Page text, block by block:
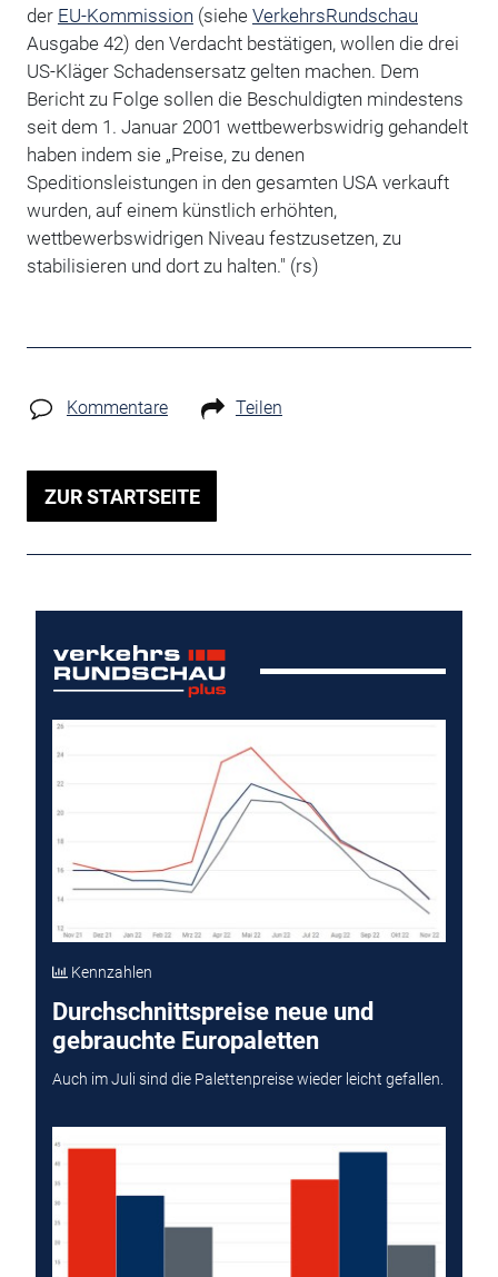
der EU-Kommission (siehe VerkehrsRundschau
Ausgabe 42) den Verdacht bestätigen, wollen die drei
US-Kläger Schadensersatz gelten machen. Dem
Bericht zu Folge sollen die Beschuldigten mindestens
seit dem 1. Januar 2001 wettbewerbswidrig gehandelt
haben indem sie „Preise, zu denen
Speditionsleistungen in den gesamten USA verkauft
wurden, auf einem künstlich erhöhten,
wettbewerbswidrigen Niveau festzusetzen, zu
stabilisieren und dort zu halten." (rs)
Kommentare Teilen
ZUR STARTSEITE
Kennzahlen
Durchschnittspreise neue und
gebrauchte Europaletten
Auch im Juli sind die Palettenpreise wieder leicht gefallen.